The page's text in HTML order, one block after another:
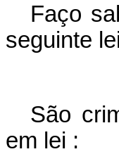
Faço
seguinte
São
em lei :